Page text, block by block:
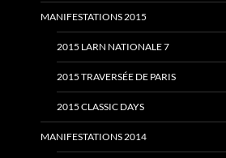
MANIFESTATIONS 2015
2015 LARN NATIONALE 7
2015 TRAVERSÉE DE PARIS
2015 CLASSIC DAYS
MANIFESTATIONS 2014